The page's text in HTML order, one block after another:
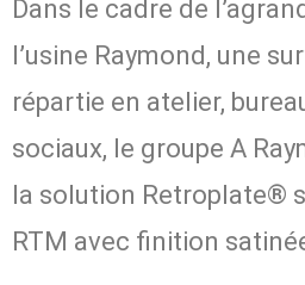
Dans le cadre de
l’usine Raymond, une
répartie en atelier,
sociaux, le groupe A
la solution Retroplate®
RTM avec finition